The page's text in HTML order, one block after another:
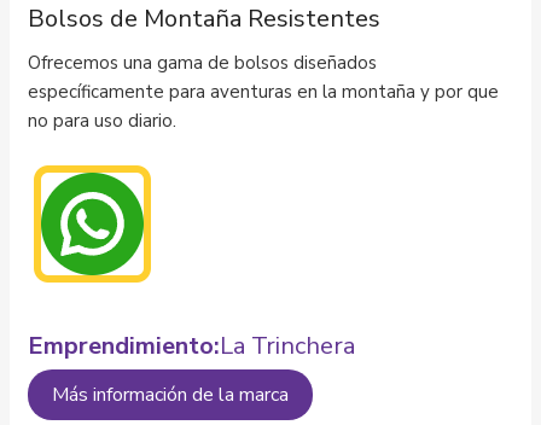
Bolsos de Montaña Resistentes
Ofrecemos una gama de bolsos diseñados
específicamente para aventuras en la montaña y por que
no para uso diario.
Emprendimiento:La Trinchera
Más información de la marca